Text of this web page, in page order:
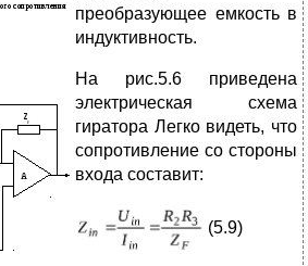
преобразующее емкость в
индуктивность.
На рис.5.6 приведена
электрическая схема
гиратора Легко видеть, что
сопротивление со стороны
входа составит:
(5.9)